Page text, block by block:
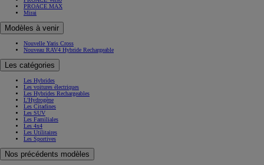
PROACE MAX
Mirai
Modèles à venir
Nouvelle Yaris Cross
Nouveau RAV4 Hybride Rechargeable
Les catégories
Les Hybrides
Les voitures électriques
Les Hybrides Rechargeables
L'Hydrogène
Les Citadines
Les SUV
Les Familiales
Les 4x4
Les Utilitaires
Les Sportives
Nos précédents modèles